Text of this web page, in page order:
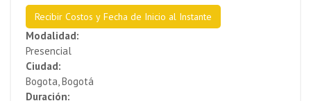
Recibir Costos y Fecha de Inicio al Instante
Modalidad:
Presencial
Ciudad:
Bogota, Bogotá
Duración: